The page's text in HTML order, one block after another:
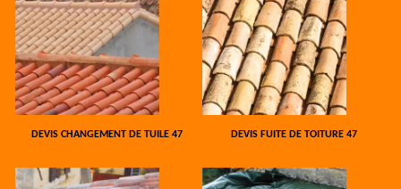
DEVIS CHANGEMENT DE TUILE 47 DEVIS FUITE DE TOITURE 47